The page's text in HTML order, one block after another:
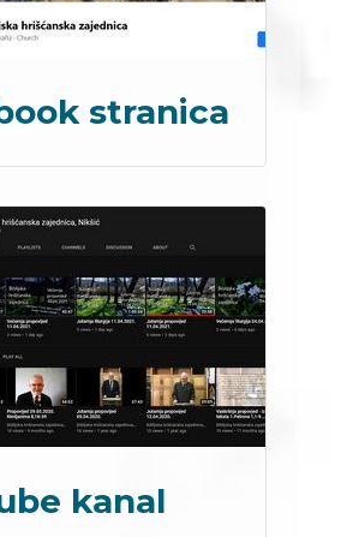
stranica
kanal